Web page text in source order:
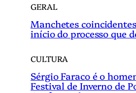
GERAL
Manchetes
início do processo que
CULTURA
Sérgio Faraco é o
Festival de Inverno de